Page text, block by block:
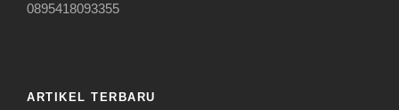
0895418093355
ARTIKEL TERBARU